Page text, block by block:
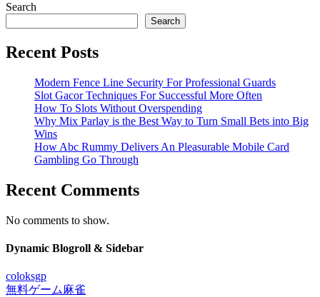
Search
Search
Recent Posts
Modern Fence Line Security For Professional Guards
Slot Gacor Techniques For Successful More Often
How To Slots Without Overspending
Why Mix Parlay is the Best Way to Turn Small Bets into Big
Wins
How Abc Rummy Delivers An Pleasurable Mobile Card
Gambling Go Through
Recent Comments
No comments to show.
Dynamic Blogroll & Sidebar
coloksgp
無料ゲーム麻雀